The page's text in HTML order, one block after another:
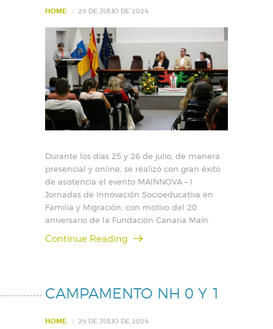
HOME 29 DE JULIO DE 2024
Durante los días 25 y 26 de julio, de manera
presencial y online, se realizó con gran éxito
de asistencia el evento MAINNOVA – I
Jornadas de Innovación Socioeducativa en
Familia y Migración, con motivo del 20
aniversario de la Fundación Canaria Maín.
Continue Reading
CAMPAMENTO NH 0 Y 1
HOME 29 DE JULIO DE 2024